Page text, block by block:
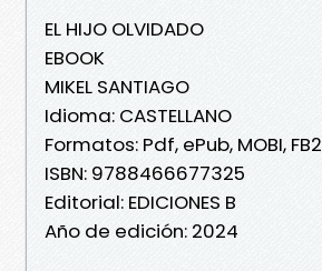
EL HIJO OLVIDADO
EBOOK
MIKEL SANTIAGO
Idioma: CASTELLANO
Formatos: Pdf, ePub, MOBI, FB2
ISBN: 9788466677325
Editorial: EDICIONES B
Año de edición: 2024